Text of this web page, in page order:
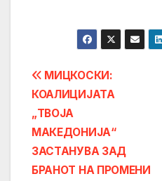
Post
navigation
МИЦКОСКИ:
КОАЛИЦИЈАТА
„ТВОЈА
МАКЕДОНИЈА“
ЗАСТАНУВА ЗАД
БРАНОТ НА ПРОМЕНИ